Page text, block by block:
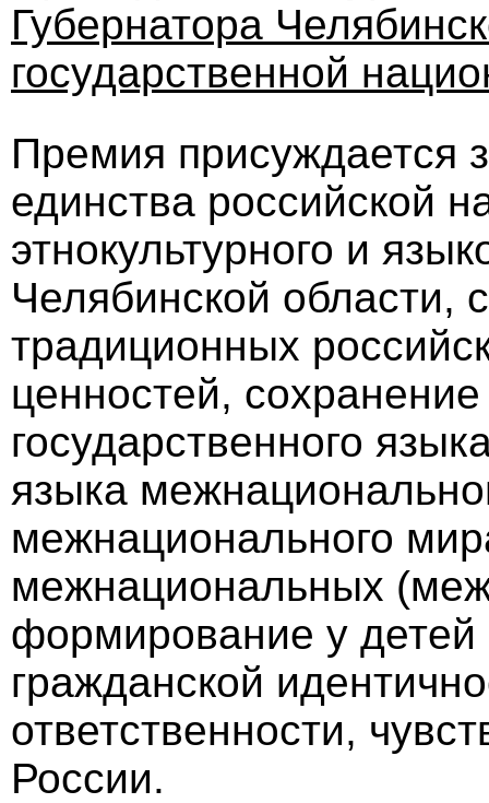
Губернатора
государственной
Премия присуждается
единства российской
этнокультурного и
Челябинской области,
традиционных
ценностей, сохранение
государственного
языка
межнационального
межнациональных
формирование у
гражданской
ответственности,
России.